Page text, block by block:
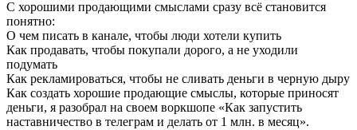
С хорошими продающими смыслами сразу всё становится
понятно:
О чем писать в канале, чтобы люди хотели купить
Как продавать, чтобы покупали дорого, а не уходили
подумать
Как рекламироваться, чтобы не сливать деньги в черную дыру
Как создать хорошие продающие смыслы, которые приносят
деньги, я разобрал на своем воркшопе «Как запустить
наставничество в телеграм и делать от 1 млн. в месяц».